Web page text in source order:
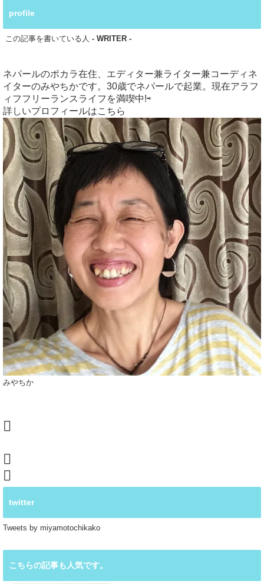
profile
この記事を書いている人 - WRITER -
ネパールのポカラ在住、エディター兼ライター兼コーディネ
イターのみやちかです。30歳でネパールで起業。現在アラフ
ィフフリーランスライフを満喫中!⇨
詳しいプロフィールはこちら
みやちか
twitter
Tweets by miyamotochikako
こちらの記事も人気です。